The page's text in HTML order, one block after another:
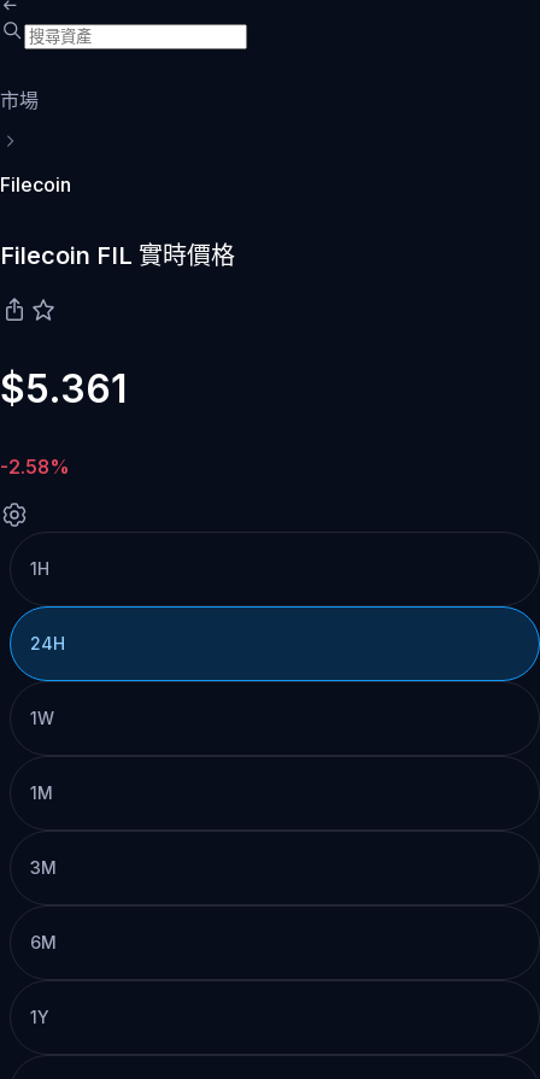
市場
Filecoin
Filecoin FIL 實時價格
$5.361
-2.58%
1H
24H
1W
1M
3M
6M
1Y